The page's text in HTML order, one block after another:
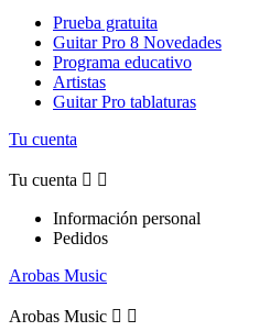
Prueba gratuita
Guitar Pro 8 Novedades
Programa educativo
Artistas
Guitar Pro tablaturas
Tu cuenta
Tu cuenta  
Información personal
Pedidos
Arobas Music
Arobas Music  